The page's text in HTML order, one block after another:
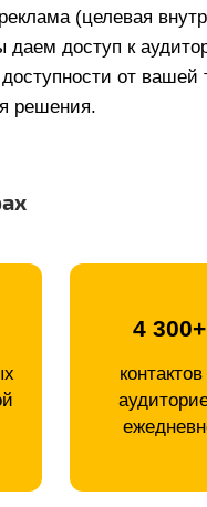
(целевая
доступ к
от вашей
решения.
4 300+
контактов